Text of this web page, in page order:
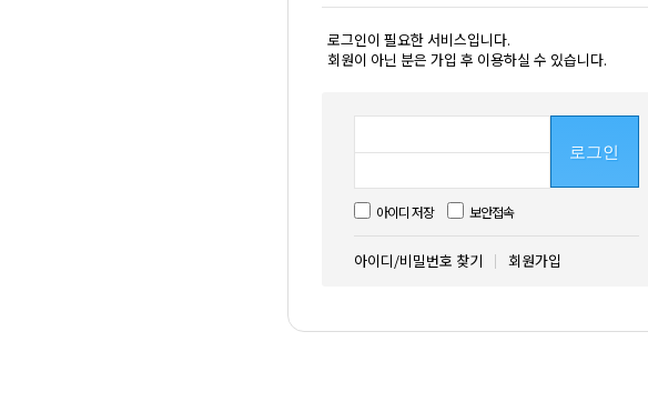
로그인이 필요한 서비스입니다.
회원이 아닌 분은 가입 후 이용하실 수 있습니다.
로그인
아이디 저장 보안접속
아이디/비밀번호 찾기 회원가입